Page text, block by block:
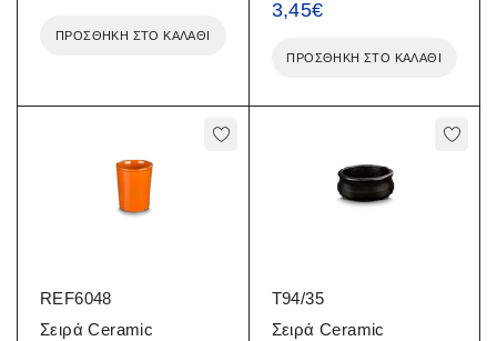
ΠΡΟΣΘΉΚΗ ΣΤΟ ΚΑΛΆΘΙ
3,45€
ΠΡΟΣΘΉΚΗ ΣΤΟ ΚΑΛΆΘΙ
REF6048
Σειρά Ceramic
T94/35
Σειρά Ceramic